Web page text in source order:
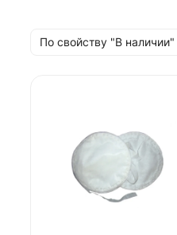
По свойству "В